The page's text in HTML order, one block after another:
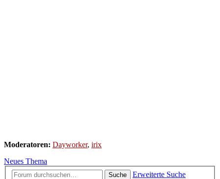
Moderatoren: Dayworker, irix
Neues Thema
Suche
Erweiterte Suche